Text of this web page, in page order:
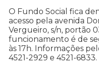
O Fundo Social fica
acesso pela avenida
Vergueiro, s/n, portão
funcionamento é de
às 17h. Informações
4521-2929 e 4521-6833.